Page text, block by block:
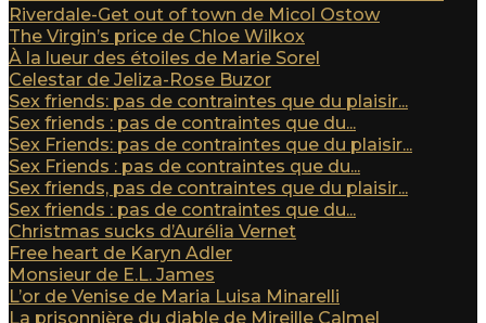
Riverdale-Get out of town de Micol Ostow
The Virgin’s price de Chloe Wilkox
À la lueur des étoiles de Marie Sorel
Celestar de Jeliza-Rose Buzor
Sex friends: pas de contraintes que du plaisir...
Sex friends : pas de contraintes que du...
Sex Friends: pas de contraintes que du plaisir...
Sex Friends : pas de contraintes que du...
Sex friends, pas de contraintes que du plaisir...
Sex friends : pas de contraintes que du...
Christmas sucks d’Aurélia Vernet
Free heart de Karyn Adler
Monsieur de E.L. James
L’or de Venise de Maria Luisa Minarelli
La prisonnière du diable de Mireille Calmel